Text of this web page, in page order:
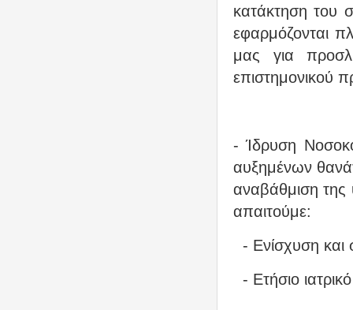
κατάκτηση του
εφαρμόζονται
μας για
επιστημονικού
- Ίδρυση
αυξημένων
αναβάθμιση της
απαιτούμε:
- Ενίσχυση και
- Ετήσιο